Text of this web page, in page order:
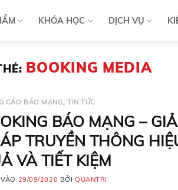
KHÓA HỌC DỊCH VỤ
BOOKING MEDIA
CÁO BÁO MẠNG, TIN TỨC
BÁO MẠNG –
TRUYỀN THÔNG
VÀ TIẾT KIỆM
29/09/2020 BỞI QUANTRI